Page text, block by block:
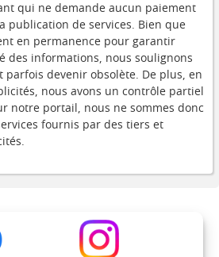
qui ne demande aucun paiement
publication de services. Bien que
en permanence pour garantir
des informations, nous soulignons
devenir obsolète. De plus, en
nous avons un contrôle partiel
notre portail, nous ne sommes donc
fournis par des tiers et